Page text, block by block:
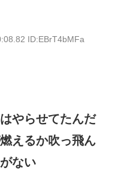
ID:EBrT4bMFa
やらせてたんだ
えるか吹っ飛ん
ない